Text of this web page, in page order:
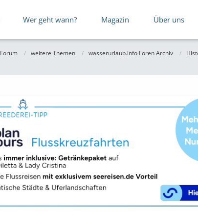
Wer geht wann? Magazin Über uns
Forum weitere Themen wasserurlaub.info Foren Archiv